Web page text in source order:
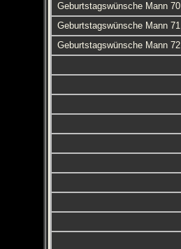
Geburtstagswünsche Mann 70
Geburtstagswünsche Mann 71
Geburtstagswünsche Mann 72